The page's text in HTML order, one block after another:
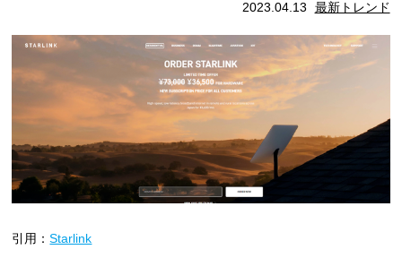
2023.04.13 最新トレンド
引用：Starlink